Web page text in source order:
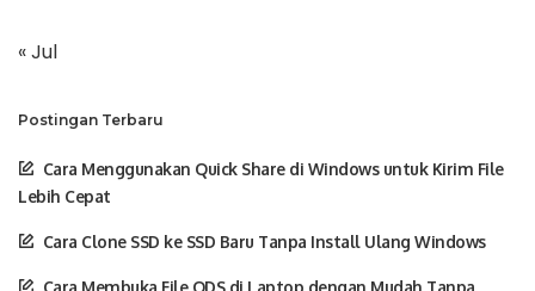
« Jul
Postingan Terbaru
Cara Menggunakan Quick Share di Windows untuk Kirim File
Lebih Cepat
Cara Clone SSD ke SSD Baru Tanpa Install Ulang Windows